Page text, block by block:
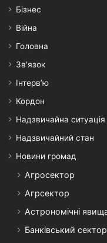
Бізнес
Війна
Головна
Зв'язок
Інтерв’ю
Кордон
Надзвичайна ситуація
Надзвичайний стан
Новини громад
Агросектор
Агрсектор
Астрономічні
Банківський сектор